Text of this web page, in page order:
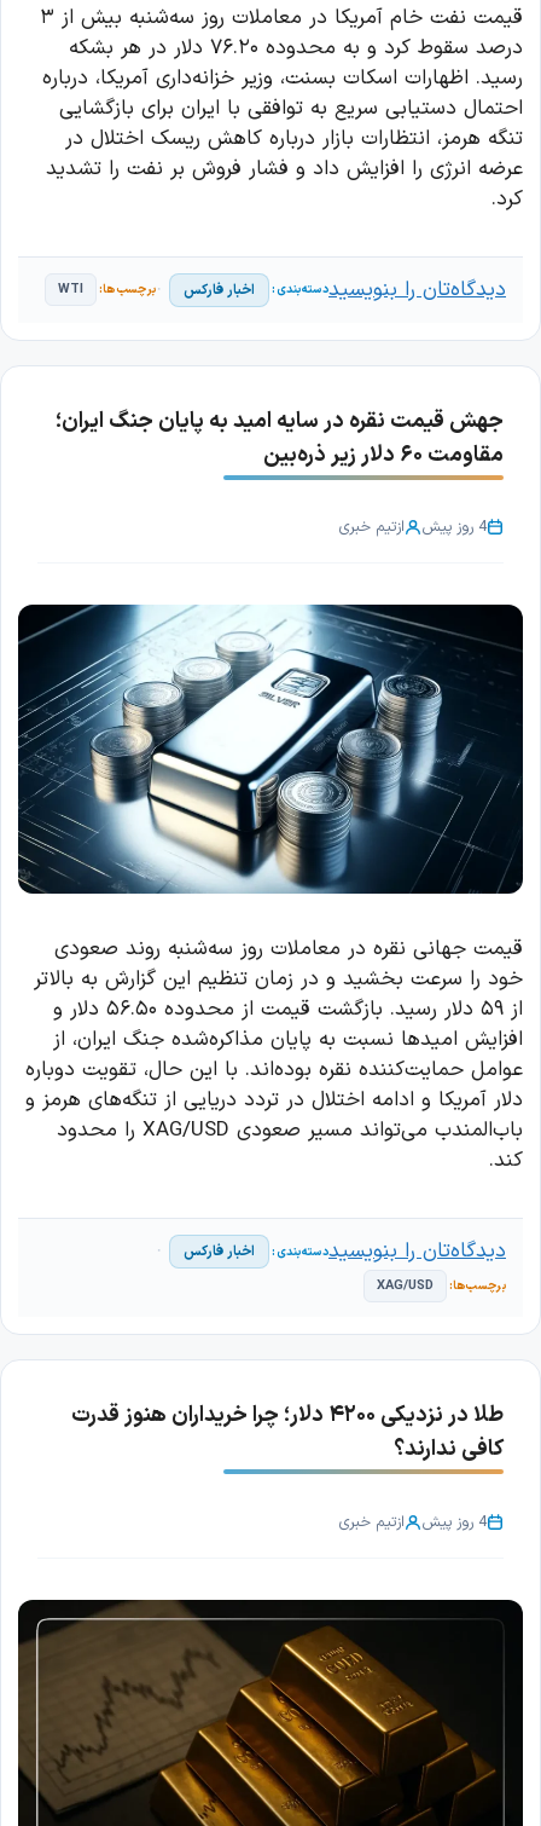
قیمت نفت خام آمریکا در معاملات روز سه‌شنبه بیش از ۳
درصد سقوط کرد و به محدوده ۷۶.۲۰ دلار در هر بشکه
رسید. اظهارات اسکات بسنت، وزیر خزانه‌داری آمریکا، درباره
احتمال دستیابی سریع به توافقی با ایران برای بازگشایی
تنگه هرمز، انتظارات بازار درباره کاهش ریسک اختلال در
عرضه انرژی را افزایش داد و فشار فروش بر نفت را تشدید
کرد.
اخبار فارکس WTI دیدگاه‌تان را بنویسید
جهش قیمت نقره در سایه امید به پایان جنگ ایران؛
مقاومت ۶۰ دلار زیر ذره‌بین
4 روز پیش ازتیم خبری
قیمت جهانی نقره در معاملات روز سه‌شنبه روند صعودی
خود را سرعت بخشید و در زمان تنظیم این گزارش به بالاتر
از ۵۹ دلار رسید. بازگشت قیمت از محدوده ۵۶.۵۰ دلار و
افزایش امیدها نسبت به پایان مذاکره‌شده جنگ ایران، از
عوامل حمایت‌کننده نقره بوده‌اند. با این حال، تقویت دوباره
دلار آمریکا و ادامه اختلال در تردد دریایی از تنگه‌های هرمز و
باب‌المندب می‌تواند مسیر صعودی XAG/USD را محدود
کند.
اخبار فارکس
XAG/USD
دیدگاه‌تان را بنویسید
طلا در نزدیکی ۴۲۰۰ دلار؛ چرا خریداران هنوز قدرت
کافی ندارند؟
4 روز پیش ازتیم خبری